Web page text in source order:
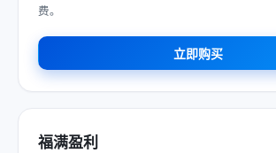
费。
立即购买
福满盈利